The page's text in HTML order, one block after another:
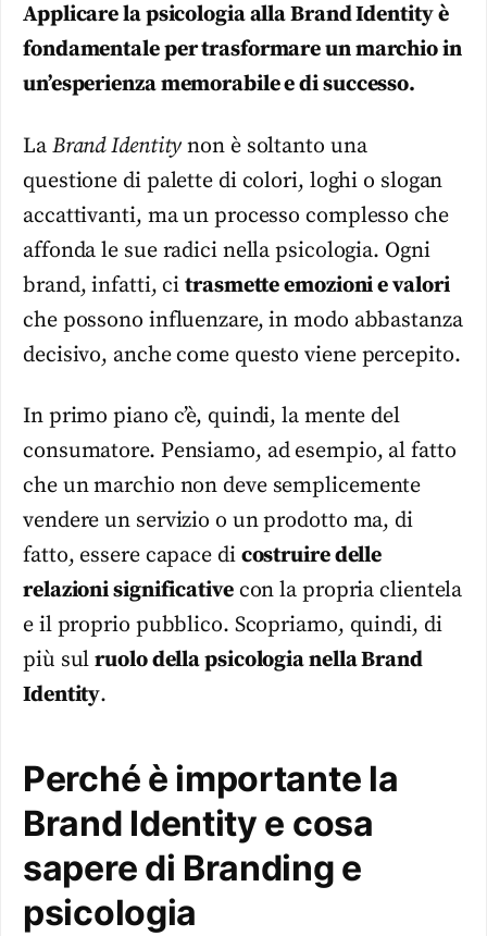
Applicare la psicologia alla Brand Identity è
fondamentale per trasformare un marchio in
un’esperienza memorabile e di successo.
La Brand Identity non è soltanto una
questione di palette di colori, loghi o slogan
accattivanti, ma un processo complesso che
affonda le sue radici nella psicologia. Ogni
brand, infatti, citrasmette emozioni e valori
che possono influenzare, in modo abbastanza
decisivo, anche come questo viene percepito.
In primo piano c’è, quindi, la mente del
consumatore. Pensiamo, ad esempio, al fatto
che un marchio non deve semplicemente
vendere un servizio o un prodotto ma, di
fatto, essere capace di costruire delle
relazioni significativecon la propria clientela
e il proprio pubblico. Scopriamo, quindi, di
più sulruolo della psicologia nella Brand
Identity.
Perché è importante la
Brand Identity e cosa
sapere di Branding e
psicologia